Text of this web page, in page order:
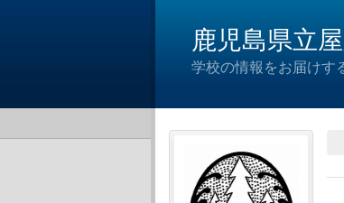
鹿児島県立
学校の情報をお届けす